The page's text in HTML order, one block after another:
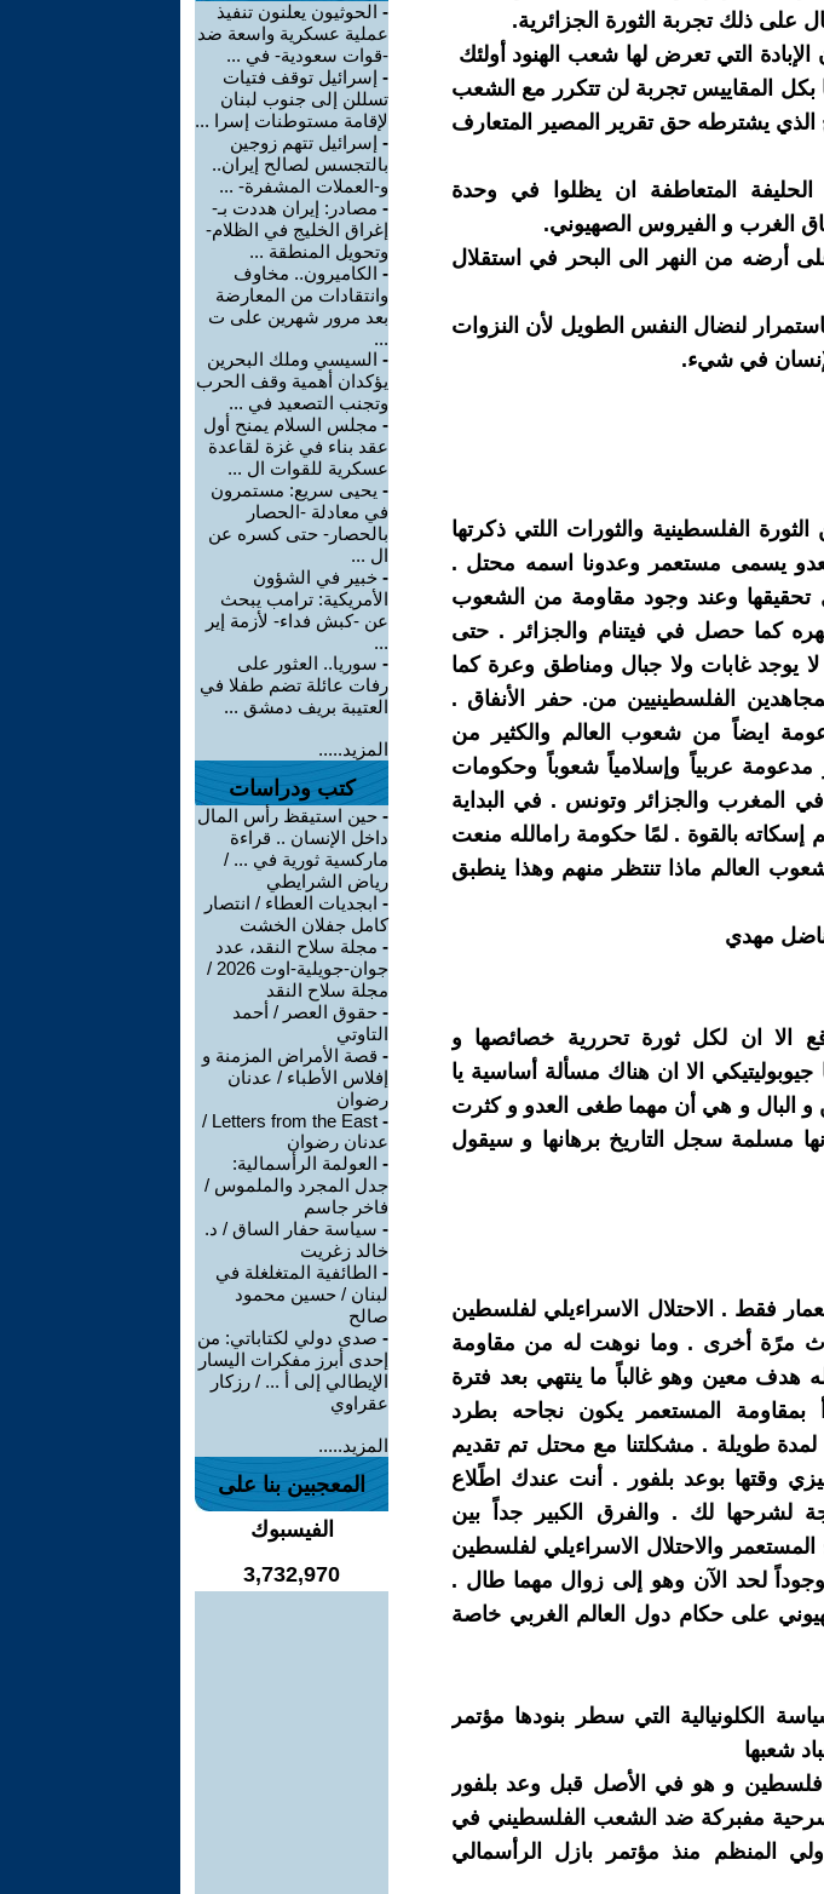
على ذلك تجربة الثورة الجزائرية.
التي تعرض لها شعب الهنود أولئك
بكل المقاييس تجربة لن تتكرر مع الشعب
الذي يشترطه حق تقرير المصير المتعارف
المتعاطفة ان يظلوا في وحدة
الغرب و الفيروس الصهيوني.
من النهر الى البحر في استقلال
لنضال النفس الطويل لأن النزوات
في شيء.
الفلسطينية والثورات اللتي ذكرتها
العدو يسمى مستعمر وعدونا اسمه محتل .
تحقيقها وعند وجود مقاومة من الشعوب
كما حصل في فيتنام والجزائر . حتى
يوجد غابات ولا جبال ومناطق وعرة كما
الفلسطينيين من. حفر الأنفاق .
ايضاً من شعوب العالم والكثير من
مدعومة عربياً وإسلامياً شعوباً وحكومات
المغرب والجزائر وتونس . في البداية
بالقوة . لمًا حكومة رامالله منعت
العالم ماذا تنتظر منهم وهذا ينطبق
مهدي
الا ان لكل ثورة تحررية خصائصها و
الا ان هناك مسألة أساسية يا
البال و هي أن مهما طغى العدو و كثرت
مسلمة سجل التاريخ برهانها و سيقول
فقط . الاحتلال الاسراءيلي لفلسطين
مرًة أخرى . وما نوهت له من مقاومة
له هدف معين وهو غالباً ما ينتهي بعد فترة
المستعمر يكون نجاحه بطرد
بقي لمدة طويلة . مشكلتنا مع محتل تم تقديم
وقتها بوعد بلفور . أنت عندك اطًلاع
لشرحها لك . والفرق الكبير جداً بين
المستعمر والاحتلال الاسراءيلي لفلسطين
بداية عام ١٩٤٨ ما زال موجوداً لحد الآن وهو إلى زوال مهما طال .
على حكام دول العالم الغربي خاصة
الكلونيالية التي سطر بنودها مؤتمر
فلسطين و هو في الأصل قبل وعد بلفور
و مسرحية مفبركة ضد الشعب الفلسطيني في
المنظم منذ مؤتمر بازل الرأسمالي
- الحوثيون يعلنون تنفيذ
عملية عسكرية واسعة ضد
-قوات سعودية- في ...
- إسرائيل توقف فتيات
تسللن إلى جنوب لبنان
لإقامة مستوطنات إسرا ...
- إسرائيل تتهم زوجين
بالتجسس لصالح إيران..
و-العملات المشفرة- ...
- مصادر: إيران هددت بـ-
إغراق الخليج في الظلام-
وتحويل المنطقة ...
- الكاميرون.. مخاوف
وانتقادات من المعارضة
بعد مرور شهرين على ت
...
- السيسي وملك البحرين
يؤكدان أهمية وقف الحرب
وتجنب التصعيد في ...
- مجلس السلام يمنح أول
عقد بناء في غزة لقاعدة
عسكرية للقوات ال ...
- يحيى سريع: مستمرون
في معادلة -الحصار
بالحصار- حتى كسره عن
ال ...
- خبير في الشؤون
الأمريكية: ترامب يبحث
عن -كبش فداء- لأزمة إير
...
- سوريا.. العثور على
رفات عائلة تضم طفلا في
العتيبة بريف دمشق ...
المزيد.....
كتب ودراسات
- حين استيقظ رأس المال
داخل الإنسان .. قراءة
ماركسية ثورية في ... /
رياض الشرايطي
- ابجديات العطاء / انتصار
كامل جفلان الخشت
- مجلة سلاح النقد، عدد
جوان-جويلية-اوت 2026 /
مجلة سلاح النقد
- حقوق العصر / أحمد
التاوتي
- قصة الأمراض المزمنة و
إفلاس الأطباء / عدنان
رضوان
-
Letters from the East /
عدنان رضوان
- العولمة الرأسمالية:
جدل المجرد والملموس /
فاخر جاسم
- سياسة حفار الساق / د.
خالد زغريت
- الطائفية المتغلغلة في
لبنان / حسين محمود
صالح
- صدى دولي لكتاباتي: من
إحدى أبرز مفكرات اليسار
الإيطالي إلى أ ... / رزكار
عقراوي
المزيد.....
المعجبين بنا على
الفيسبوك
3,732,970